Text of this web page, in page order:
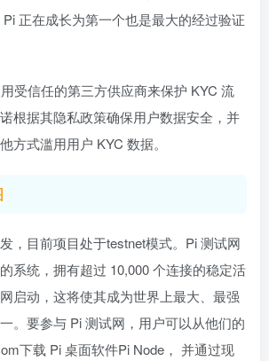
正在成长为第一个也是最大的经过验证
受信任的第三方供应商来保护 KYC 流
根据其隐私政策确保用户数据安全，并
方式滥用用户 KYC 数据。
，目前项目处于testnet模式。Pi 测试网
系统，拥有超过 10,000 个连接的稳定活
启动，这将使其成为世界上最大、最强
。要参与 Pi 测试网，用户可以从他们的
下载 Pi 桌面软件Pi Node， 并通过现